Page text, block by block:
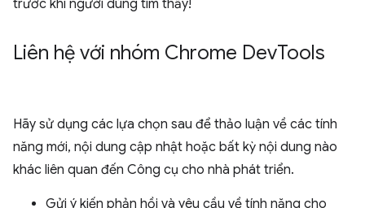
trước khi người dùng tìm thấy!
Liên hệ với nhóm Chrome DevTools
Hãy sử dụng các lựa chọn sau để thảo luận về các tính
năng mới, nội dung cập nhật hoặc bất kỳ nội dung nào
khác liên quan đến Công cụ cho nhà phát triển.
Gửi ý kiến phản hồi và yêu cầu về tính năng cho